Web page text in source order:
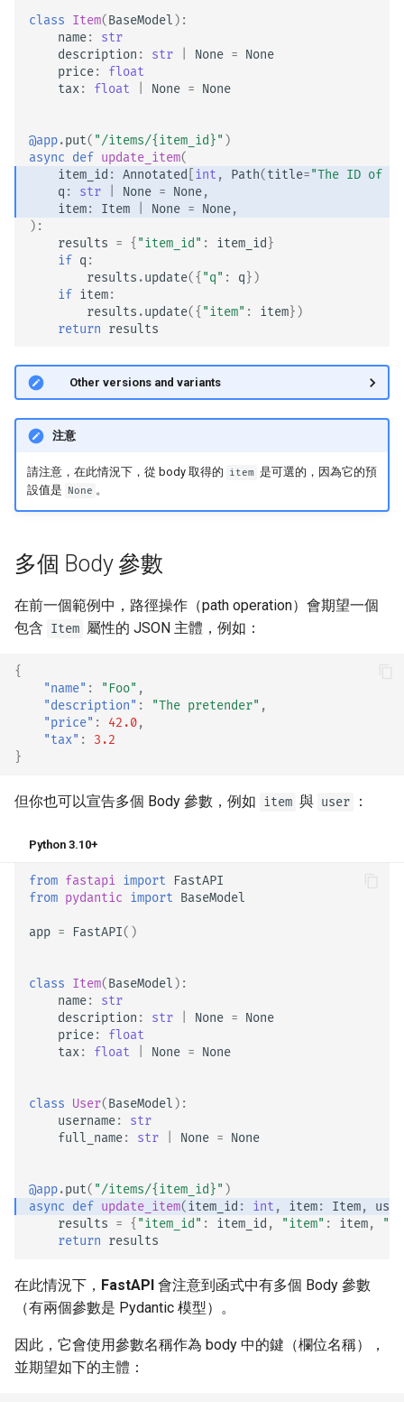
子應用程式 - 掛載
在代理之後
WebSockets
生命週期事件
測試 WebSocket
測試事件：lifespan 與 startup
- shutdown
用覆寫測試相依
OpenAPI 回呼
等
進階 Python 型別
使用 Base64 表示位元組的
JSON
嚴格的 Content-Type 檢查
File, HTML, Redirect,
Streaming, etc.
Server-Sent Events -
EventSourceResponse and
Middleware
OpenAPI
Security Tools
Encoders - jsonable_encoder
Templating - Jinja2Templates
Test Client - TestClient
class Item(BaseModel ):
name:
str
description : str None = None
price:
float
tax: float None = None
@app.put( "/items/{item_id}" )
async def update_item(
item_id : Annotated int , Path(title="The ID of
q : str None = None,
item: Item None = None,
):
results = { "item_id" : item_id }
if q :
results .update({ "q" : q })
if item:
results .update({ "item" : item})
return results
🤓 Other versions and variants
注意
請注意，在此情況下，從 body 取得的 item 是可選的，因為它的預
設值是
None 。
多個 Body 參數
在前一個範例中，路徑操作（path operation）會期望一個
包含 Item 屬性的 JSON 主體，例如：
{
"name" : "Foo" ,
"description" : "The pretender" ,
"price" : 42.0,
"tax" :
3.2
}
但你也可以宣告多個 Body 參數，例如 item 與 user ：
Python 3.10+
from fastapi import
FastAPI
from pydantic import BaseModel
app = FastAPI()
class Item(BaseModel ):
name:
str
description : str None = None
price:
float
tax: float None = None
class User(BaseModel ):
username:
str
full_name: str None = None
@app.put( "/items/{item_id}" )
async def update_item(item_id : int , item: Item,
user
results = { "item_id" : item_id , "item" : item,
return results
在此情況下， FastAPI 會注意到函式中有多個 Body 參數
（有兩個參數是 Pydantic 模型）。
因此，它會使用參數名稱作為 body 中的鍵（欄位名稱），
並期望如下的主體：